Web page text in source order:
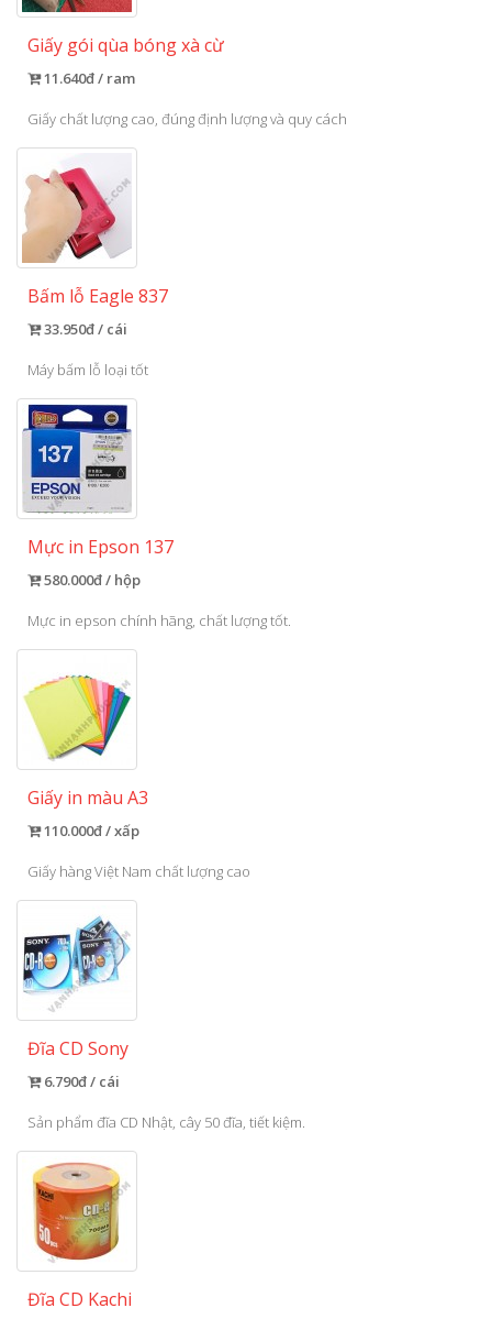
Giấy gói qùa bóng xà cừ
11.640đ / ram
Giấy chất lượng cao, đúng định lượng và quy cách
Bấm lỗ Eagle 837
33.950đ / cái
Máy bấm lỗ loại tốt
Mực in Epson 137
580.000đ / hộp
Mực in epson chính hãng, chất lượng tốt.
Giấy in màu A3
110.000đ / xấp
Giấy hàng Việt Nam chất lượng cao
Đĩa CD Sony
6.790đ / cái
Sản phẩm đĩa CD Nhật, cây 50 đĩa, tiết kiệm.
Đĩa CD Kachi